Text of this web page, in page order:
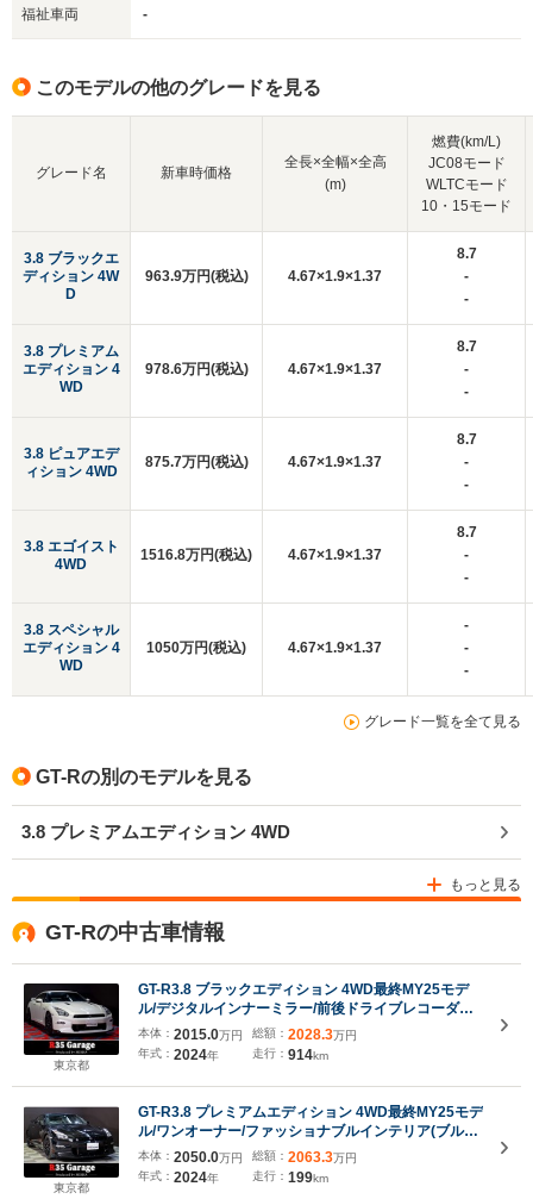
福祉車両 -
このモデルの他のグレードを見る
グレード名
3.8 ブラックエ
ディション 4W
D
3.8 プレミアム
エディション 4
WD
3.8 ピュアエデ
ィション 4WD
3.8 エゴイスト
4WD
3.8 スペシャル
エディション 4
WD
新車時価格
全長×全幅×全高
(m)
燃費(km/L)
JC08モード
WLTCモード
10・15モード
963.9万円(税込) 4.67×1.9×1.37
8.7
-
-
978.6万円(税込) 4.67×1.9×1.37
8.7
-
-
875.7万円(税込) 4.67×1.9×1.37
8.7
-
-
1516.8万円(税込) 4.67×1.9×1.37
8.7
-
-
1050万円(税込) 4.67×1.9×1.37
-
-
-
グレード一覧を全て見る
GT-Rの別のモデルを見る
3.8 プレミアムエディション 4WD
もっと見る
GT-Rの中古車情報
東京都
GT-R3.8 ブラックエディション 4WD最終MY25モデ
ル/デジタルインナーミラー/前後ドライブレコーダー/
専用RECARO製シート/ブリッツ製レーダー探知機/純
正フロアマット/リア3面プライバシーガラス
本体： 2015.0万円
年式： 2024年
総額： 2028.3万円
走行： 914km
東京都
GT-R3.8 プレミアムエディション 4WD最終MY25モデ
ル/ワンオーナー/ファッショナブルインテリア(ブルー
ヘブン)/プライバシーガラス/純正フロアマット/BOSE
サウンドシステム/FUJITSUBO製チタン合金マフラー/
新車ビニール付き
本体： 2050.0万円
年式： 2024年
総額： 2063.3万円
走行： 199km